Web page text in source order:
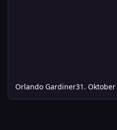
Orlando Gardiner31. Oktober